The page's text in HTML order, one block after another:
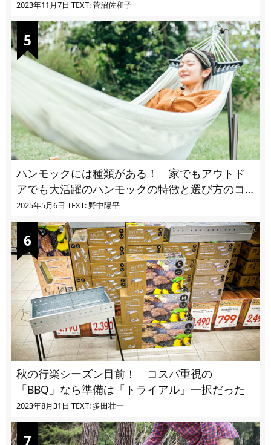
ユ・ヌカカ】
2023年11月7日 TEXT: 菅沼佐和子
ハンモックには種類がある！ 家でもアウトド
アでも大活躍のハンモックの特徴と選び方のコ
ツとは
2025年5月6日 TEXT: 野中陽平
秋の行楽シーズン目前！ コスパ重視の
「BBQ」なら準備は「トライアル」一択だった
2023年8月31日 TEXT: 多田壮一